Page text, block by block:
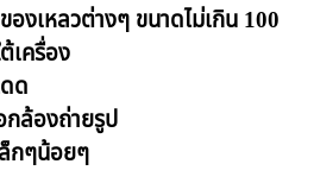
งเหลวต่างๆ ขนาดไม่เกิน 100
เครื่อง
ด
กล้องถ่ายรูป
ล็กๆน้อยๆ